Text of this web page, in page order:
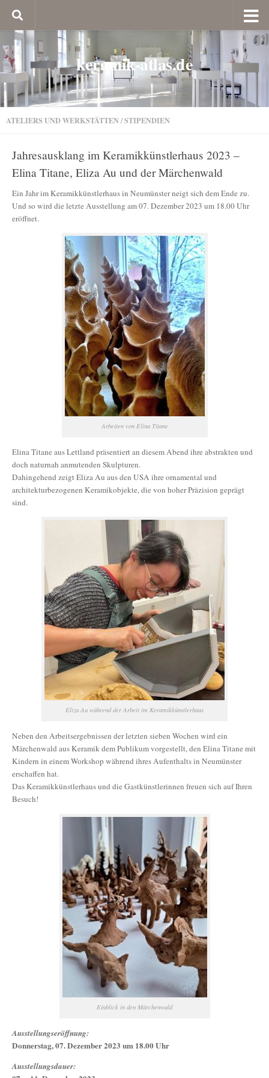
keramik-atlas.de
ATELIERS UND WERKSTÄTTEN /STIPENDIEN
Jahresausklang im Keramikkünstlerhaus 2023 –
Elina Titane, Eliza Au und der Märchenwald
Ein Jahr im Keramikkünstlerhaus in Neumünster neigt sich dem Ende zu.
Und so wird die letzte Ausstellung am 07. Dezember 2023 um 18.00 Uhr
eröffnet.
Arbeiten von Elina Titane
Elina Titane aus Lettland präsentiert an diesem Abend ihre abstrakten und
doch naturnah anmutenden Skulpturen.
Dahingehend zeigt Eliza Au aus den USA ihre ornamental und
architekturbezogenen Keramikobjekte, die von hoher Präzision geprägt
sind.
Eliza Au während der Arbeit im Keramikkünstlerhaus
Neben den Arbeitsergebnissen der letzten sieben Wochen wird ein
Märchenwald aus Keramik dem Publikum vorgestellt, den Elina Titane mit
Kindern in einem Workshop während ihres Aufenthalts in Neumünster
erschaffen hat.
Das Keramikkünstlerhaus und die Gastkünstlerinnen freuen sich auf Ihren
Besuch!
Einblick in den Märchenwald
Ausstellungseröffnung:
Donnerstag, 07. Dezember 2023 um 18.00 Uhr
Ausstellungsdauer: